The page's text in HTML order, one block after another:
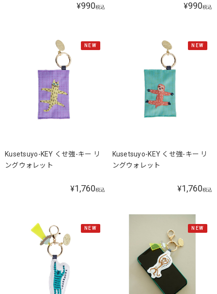
¥990税込 ¥990税込
NEW
Kusetsuyo-KEY くせ強-キー リ
ングウォレット
¥1,760税込
NEW
Kusetsuyo-KEY くせ強-キー リ
ングウォレット
¥1,760税込
NEW NEW